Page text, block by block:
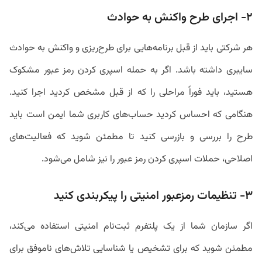
۲- اجرای طرح واکنش به حوادث
هر شرکتی باید از قبل برنامه‌هایی برای طرح‌ریزی و واکنش به حوادث
سایبری داشته باشد. اگر به حمله اسپری کردن رمز عبور مشکوک
هستید، باید فوراً مراحلی را که از قبل مشخص کردید اجرا کنید.
هنگامی‌ که احساس کردید حساب‌های کاربری شما ایمن است باید
طرح را بررسی و بازرسی کنید تا مطمئن شوید که فعالیت‌های
اصلاحی، حملات اسپری کردن رمز عبور را نیز شامل می‌شود.
۳- تنظیمات رمزعبور امنیتی را پیکربندی کنید
اگر سازمان شما از یک پلتفرم ثبت‌نام امنیتی استفاده می‌کند،
مطمئن شوید که برای تشخیص یا شناسایی تلاش‌های ناموفق برای